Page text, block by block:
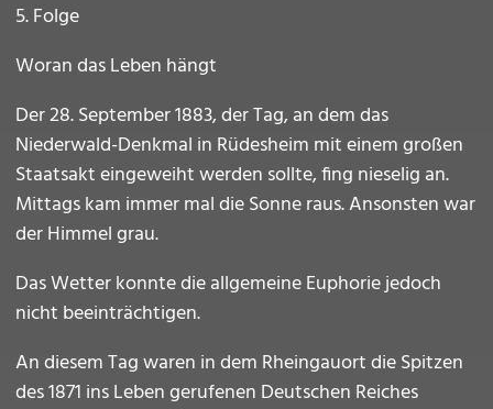
5. Folge
Woran das Leben hängt
Der 28. September 1883, der Tag, an dem das
Niederwald-Denkmal in Rüdesheim mit einem großen
Staatsakt eingeweiht werden sollte, fing nieselig an.
Mittags kam immer mal die Sonne raus. Ansonsten war
der Himmel grau.
Das Wetter konnte die allgemeine Euphorie jedoch
nicht beeinträchtigen.
An diesem Tag waren in dem Rheingauort die Spitzen
des 1871 ins Leben gerufenen Deutschen Reiches